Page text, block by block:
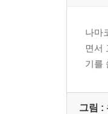
나마
면서
기를
그림 :